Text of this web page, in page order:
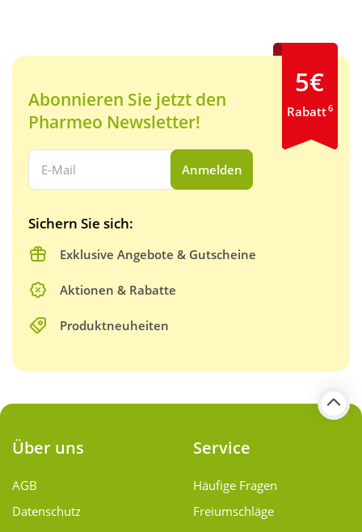
Abonnieren Sie jetzt den
Pharmeo Newsletter!
Ihre E-Mail Adresse:
Anmelden
Sichern Sie sich:
Exklusive Angebote & Gutscheine
Aktionen & Rabatte
Produktneuheiten
5€
Rabatt6
Über uns
AGB
Datenschutz
Service
Häufige Fragen
Freiumschläge